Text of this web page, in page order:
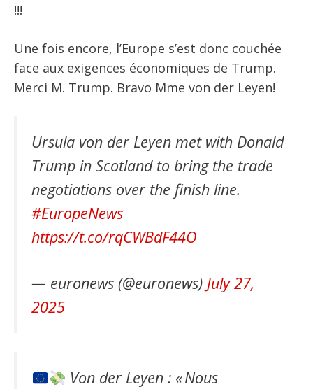
!!!
Une fois encore, l’Europe s’est donc couchée
face aux exigences économiques de Trump.
Merci M. Trump. Bravo Mme von der Leyen!
Ursula von der Leyen met with Donald
Trump in Scotland to bring the trade
negotiations over the finish line.
#EuropeNews
https://t.co/rqCWBdF44O
— euronews (@euronews) July 27,
2025
Von der Leyen : « Nous